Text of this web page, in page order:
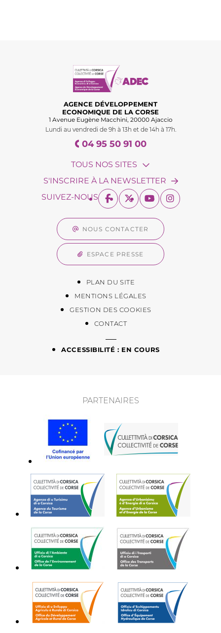
AGENCE DÉVELOPPEMENT
ECONOMIQUE DE LA CORSE
1 Avenue Eugène Macchini, 20000 Ajaccio
Lundi au vendredi de 9h à 13h et de 14h à 17h.
04 95 50 91 00
TOUS NOS SITES
S'INSCRIRE À LA NEWSLETTER
SUIVEZ-NOUS
NOUS CONTACTER
ESPACE PRESSE
PLAN DU SITE
MENTIONS LÉGALES
GESTION DES COOKIES
CONTACT
ACCESSIBILITÉ : EN COURS
PARTENAIRES